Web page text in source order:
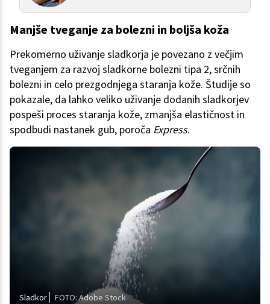
Manjše tveganje za bolezni in boljša koža
Prekomerno uživanje sladkorja je povezano z večjim
tveganjem za razvoj sladkorne bolezni tipa 2, srčnih
bolezni in celo prezgodnjega staranja kože. Študije so
pokazale, da lahko veliko uživanje dodanih sladkorjev
pospeši proces staranja kože, zmanjša elastičnost in
spodbudi nastanek gub, poroča Express.
Sladkor FOTO: Adobe Stock